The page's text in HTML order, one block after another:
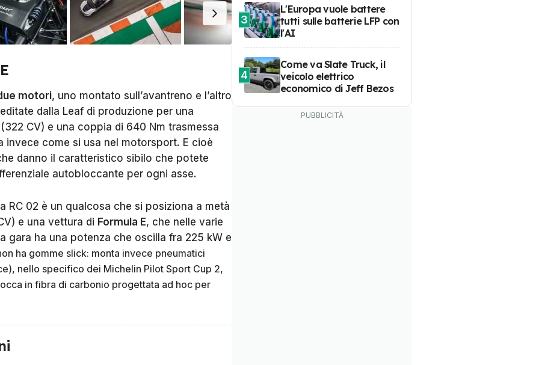
motori, uno montato sull’avantreno e l’altro
dalla Leaf di produzione per una
CV) e una coppia di 640 Nm trasmessa
invece come si usa nel motorsport. E cioè
danno il caratteristico sibilo che potete
autobloccante per ogni asse.
RC 02 è un qualcosa che si posiziona a metà
e una vettura di Formula E, che nelle varie
gara ha una potenza che oscilla fra 225 kW e
ha gomme slick: monta invece pneumatici
nello specifico dei Michelin Pilot Sport Cup 2,
in fibra di carbonio progettata ad hoc per
3
L'Europa vuole battere
tutti sulle batterie LFP con
l'AI
4
Come va Slate Truck, il
veicolo elettrico
economico di Jeff Bezos